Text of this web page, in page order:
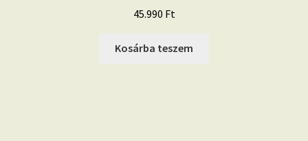
45.990 Ft
Kosárba teszem